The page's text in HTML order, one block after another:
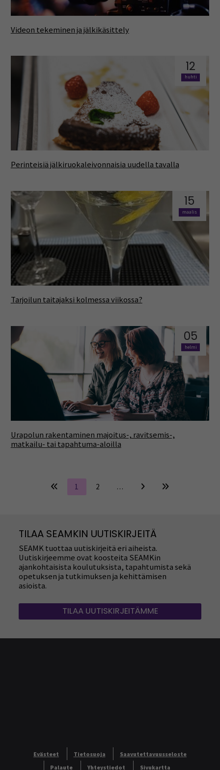
Videon tekeminen ja jälkikäsittely
12
huhti
Perinteisiä jälkiruokaleivonnaisia uudella tavalla
15
maalis
Tarjoilun taitajaksi kolmessa viikossa?
05
helmi
Urapolun rakentaminen majoitus-, ravitsemis-,
matkailu- tai tapahtuma-aloilla
1 2 …
TILAA SEAMKIN UUTISKIRJEITÄ
SEAMK tuottaa uutiskirjeitä eri aiheista.
Uutiskirjeemme ovat koosteita SEAMKin
ajankohtaisista koulutuksista, tapahtumista sekä
opetuksen ja tutkimuksen ja kehittämisen
asioista.
TILAA UUTISKIRJEITÄMME
Evästeet Tietosuoja
Saavutettavuusseloste
Palaute
Yhteystiedot Sivukartta